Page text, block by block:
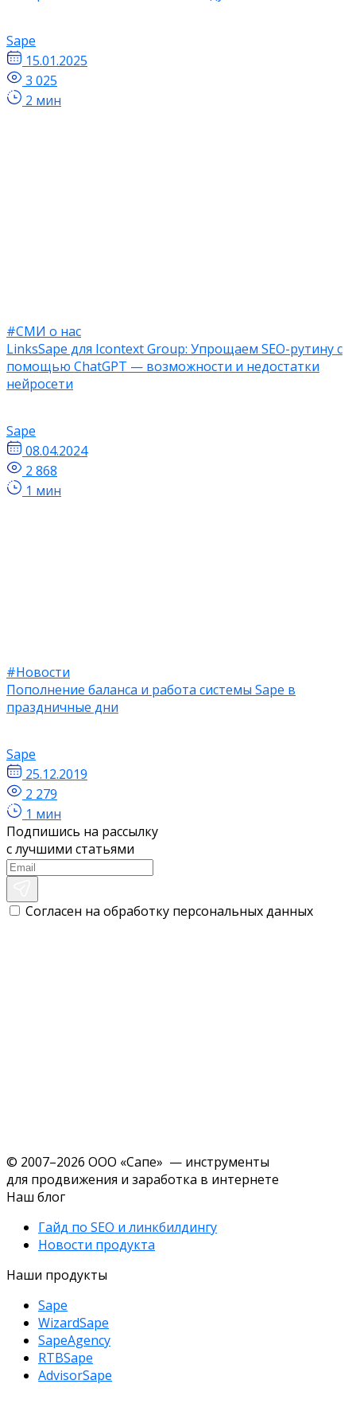
Sape
15.01.2025
3 025
2 мин
#СМИ о нас
LinksSape для Icontext Group: Упрощаем SEO-рутину с
помощью ChatGPT — возможности и недостатки
нейросети
Sape
08.04.2024
2 868
1 мин
#Новости
Пополнение баланса и работа системы Sape в
праздничные дни
Sape
25.12.2019
2 279
1 мин
Подпишись на рассылку
с лучшими статьями
Согласен на обработку персональных данных
© 2007–2026 ООО «Сапе» — инструменты
для продвижения и заработка в интернете
Наш блог
Гайд по SEO и линкбилдингу
Новости продукта
Наши продукты
Sape
WizardSape
SapeAgency
RTBSape
AdvisorSape